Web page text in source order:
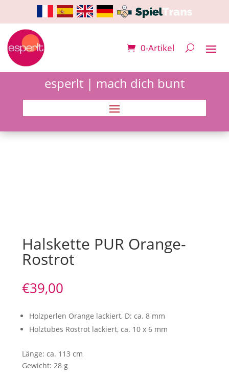
0-Artikel
esperlt | mach dich bunt
Halskette PUR Orange-
Rostrot
€39,00
Holzperlen Orange lackiert, D: ca. 8 mm
Holztubes Rostrot lackiert, ca. 10 x 6 mm
Länge: ca. 113 cm
Gewicht: 28 g